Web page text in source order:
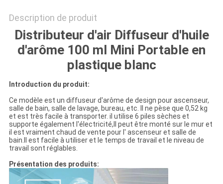
DE
CONFIDENTIALITÉ
Description de produit
Distributeur d'air Diffuseur d'huile
d'arôme 100 ml Mini Portable en
plastique blanc
Introduction du produit:
Ce modèle est un diffuseur d'arôme de design pour ascenseur,
salle de bain, salle de lavage, bureau, etc. Il ne pèse que 0,52 kg
et est très facile à transporter. il utilise 6 piles sèches et
supporte également l'électricité,Il peut être monté sur le mur et
il est vraiment chaud de vente pour l' ascenseur et salle de
bain.Il est facile à utiliser et le temps de travail et le niveau de
travail sont réglables.
Présentation des produits: